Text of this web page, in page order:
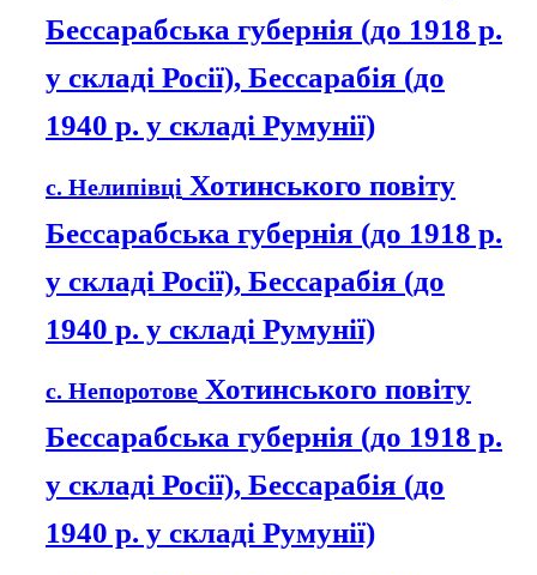
Бессарабська губернія (до 1918 р.
у складі Росії), Бессарабія (до
1940 р. у складі Румунії)
с. Нелипівці Хотинського повіту
Бессарабська губернія (до 1918 р.
у складі Росії), Бессарабія (до
1940 р. у складі Румунії)
с. Непоротове Хотинського повіту
Бессарабська губернія (до 1918 р.
у складі Росії), Бессарабія (до
1940 р. у складі Румунії)